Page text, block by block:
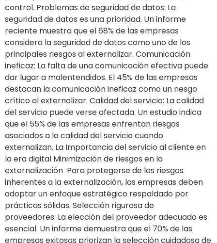
control. Problemas de seguridad de datos: La
seguridad de datos es una prioridad. Un informe
reciente muestra que el 68% de las empresas
considera la seguridad de datos como uno de los
principales riesgos al externalizar. Comunicación
ineficaz: La falta de una comunicación efectiva puede
dar lugar a malentendidos. El 45% de las empresas
destacan la comunicación ineficaz como un riesgo
crítico al externalizar. Calidad del servicio: La calidad
del servicio puede verse afectada. Un estudio indica
que el 55% de las empresas enfrentan riesgos
asociados a la calidad del servicio cuando
externalizan. La Importancia del servicio al cliente en
la era digital Minimización de riesgos en la
externalización Para protegerse de los riesgos
inherentes a la externalización, las empresas deben
adoptar un enfoque estratégico respaldado por
prácticas sólidas. Selección rigurosa de
proveedores: La elección del proveedor adecuado es
esencial. Un informe demuestra que el 70% de las
empresas exitosas priorizan la selección cuidadosa de